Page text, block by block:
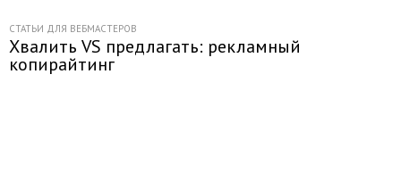
СТАТЬИ ДЛЯ ВЕБМАСТЕРОВ
Хвалить VS предлагать: рекламный
копирайтинг